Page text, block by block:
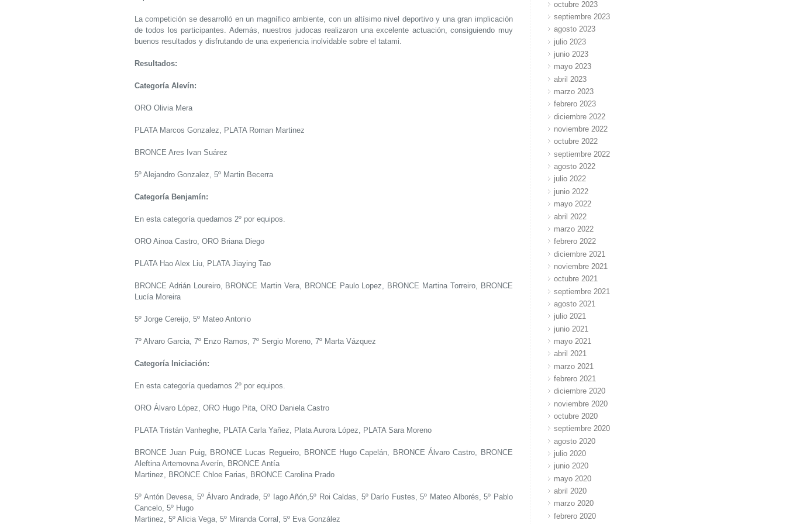
La competición se desarrolló en un magnífico ambiente, con un altísimo nivel deportivo y una gran implicación
de todos los participantes. Además, nuestros judocas realizaron una excelente actuación, consiguiendo muy
buenos resultados y disfrutando de una experiencia inolvidable sobre el tatami.
Resultados:
Categoría Alevín:
ORO Olivia Mera
PLATA Marcos Gonzalez, PLATA Roman Martinez
BRONCE Ares Ivan Suárez
5º Alejandro Gonzalez, 5º Martin Becerra
Categoría Benjamín:
En esta categoría quedamos 2º por equipos.
ORO Ainoa Castro, ORO Briana Diego
PLATA Hao Alex Liu, PLATA Jiaying Tao
BRONCE Adrián Loureiro, BRONCE Martin Vera, BRONCE Paulo Lopez, BRONCE Martina Torreiro, BRONCE
Lucía Moreira
5º Jorge Cereijo, 5º Mateo Antonio
7º Alvaro Garcia, 7º Enzo Ramos, 7º Sergio Moreno, 7º Marta Vázquez
Categoría Iniciación:
En esta categoría quedamos 2º por equipos.
ORO Álvaro López, ORO Hugo Pita, ORO Daniela Castro
PLATA Tristán Vanheghe, PLATA Carla Yañez, Plata Aurora López, PLATA Sara Moreno
BRONCE Juan Puig, BRONCE Lucas Regueiro, BRONCE Hugo Capelán, BRONCE Álvaro Castro, BRONCE
Aleftina Artemovna Averín, BRONCE Antía
Martinez, BRONCE Chloe Farias, BRONCE Carolina Prado
5º Antón Devesa, 5º Álvaro Andrade, 5º Iago Añón,5º Roi Caldas, 5º Darío Fustes, 5º Mateo Alborés, 5º Pablo
Cancelo, 5º Hugo
Martinez, 5º Alicia Vega, 5º Miranda Corral, 5º Eva González
octubre 2023
septiembre 2023
agosto 2023
julio 2023
junio 2023
mayo 2023
abril 2023
marzo 2023
febrero 2023
diciembre 2022
noviembre 2022
octubre 2022
septiembre 2022
agosto 2022
julio 2022
junio 2022
mayo 2022
abril 2022
marzo 2022
febrero 2022
diciembre 2021
noviembre 2021
octubre 2021
septiembre 2021
agosto 2021
julio 2021
junio 2021
mayo 2021
abril 2021
marzo 2021
febrero 2021
diciembre 2020
noviembre 2020
octubre 2020
septiembre 2020
agosto 2020
julio 2020
junio 2020
mayo 2020
abril 2020
marzo 2020
febrero 2020